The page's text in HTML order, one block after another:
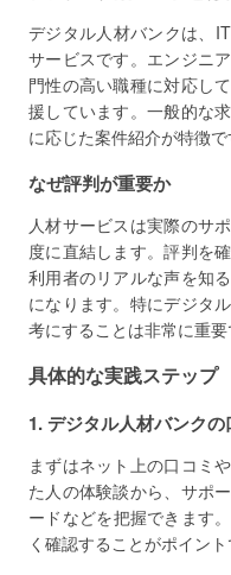
デジタル人材バンクは、
サービスです。エンジニ
門性の高い職種に対応し
援しています。一般的な
に応じた案件紹介が特徴で
なぜ評判が重要か
人材サービスは実際のサ
度に直結します。評判を
利用者のリアルな声を知
になります。特にデジタ
考にすることは非常に重要
具体的な実践ステップ
1. デジタル人材バンク
まずはネット上の口コミ
た人の体験談から、サポ
ードなどを把握できます
く確認することがポイント